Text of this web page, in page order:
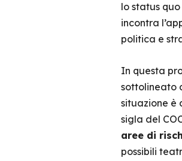
lo status
incontra
politica e
In questa
sottolineato
situazione è
sigla del
aree di
possibili